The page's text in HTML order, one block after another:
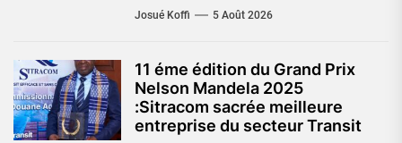
Josué Koffi 5 Août 2026
11 éme édition du Grand Prix
Nelson Mandela 2025
:Sitracom sacrée meilleure
entreprise du secteur Transit